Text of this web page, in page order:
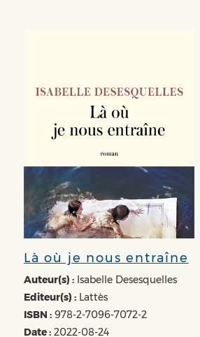
Là où je nous entraîne
Auteur(s) : Isabelle Desesquelles
Editeur(s) : Lattès
ISBN : 978-2-7096-7072-2
Date : 2022-08-24